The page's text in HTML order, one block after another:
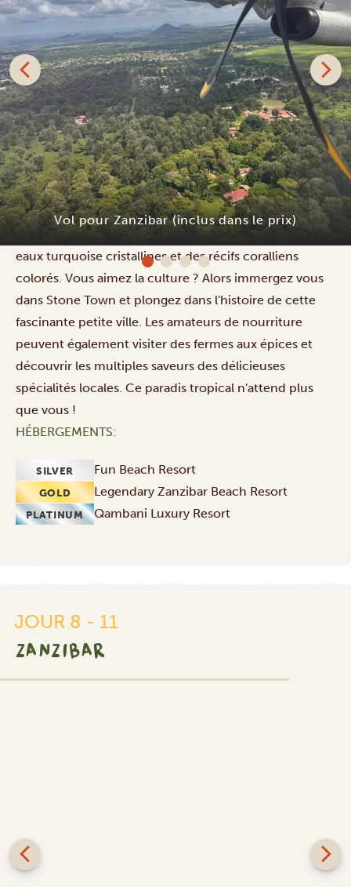
Fun Beach Resort
Aujourd'hui, vous vous envolez pour l'île aux épices de
Zanzibar. Votre guide vous accueillera à l'aéroport et
vous déposera à votre hôtel. Au cours des prochains
jours, vous découvrirez des plages de sable blanc, des
eaux turquoise cristallines et des récifs coralliens
colorés. Vous aimez la culture ? Alors immergez vous
dans Stone Town et plongez dans l'histoire de cette
fascinante petite ville. Les amateurs de nourriture
peuvent également visiter des fermes aux épices et
découvrir les multiples saveurs des délicieuses
spécialités locales. Ce paradis tropical n'attend plus
que vous !
HÉBERGEMENTS:
SILVER Fun Beach Resort
GOLD Legendary Zanzibar Beach Resort
PLATINUM Qambani Luxury Resort
JOUR 8 - 11
ZANZIBAR